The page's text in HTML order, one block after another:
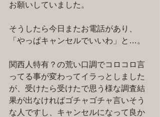
お願いしていました。
そうしたら今日またお電話があり、
「やっぱキャンセルでいいわ」と…。
関西人特有？の荒い口調でコロコロ言
ってる事が変わってイラっとしました
が、受けたら受けたで思う様な調査結
果が出なければゴチャゴチャ言いそう
な人ですし、キャンセルになって良か